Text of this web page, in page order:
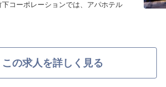
コーポレーションでは、アパホテル
この求人を詳しく見る